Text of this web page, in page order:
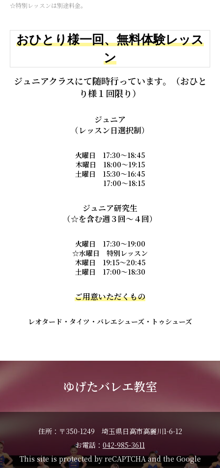
☆特別レッスンは別途料金。
おひとり様一回、無料体験レッス
ン
ジュニアクラスにて随時行っています。（おひと
り様１回限り）
ジュニア
（レッスン日選択制）
火曜日 17:30～18:45
木曜日 18:00～19:15
土曜日 15:30～16:45
17:00～18:15
ジュニア研究生
（☆を含む週３回～４回）
火曜日 17:30～19:00
☆水曜日 特別レッスン
木曜日 19:15～20:45
土曜日 17:00～18:30
ご用意いただくもの
レオタード・タイツ・バレエシューズ・トゥシューズ
ゆげたバレエ教室
住所：〒350-1249 埼玉県日高市高麗川1-6-12
お電話： 042-985-3611
This site is protected by reCAPTCHA and the Google